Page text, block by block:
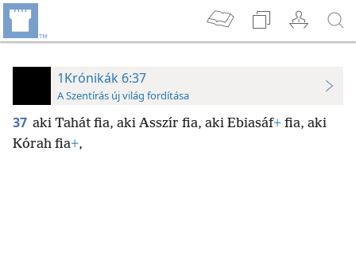
1Krónikák 6:37
A Szentírás új világ fordítása
37 aki Tahát fia, aki Asszír fia, aki Ebiasáf+ fia, aki
Kórah fia+,